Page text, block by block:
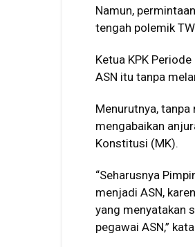
Namun,
tengah polemik
Ketua KPK
ASN itu tanpa
Menurutnya,
mengabaikan
Konstitusi (MK).
“Seharusnya
menjadi ASN,
yang menyatakan
pegawai ASN,”